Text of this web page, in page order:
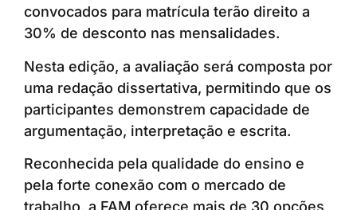
convocados para matrícula terão direito a
30% de desconto nas mensalidades.
Nesta edição, a avaliação será composta por
uma redação dissertativa, permitindo que os
participantes demonstrem capacidade de
argumentação, interpretação e escrita.
Reconhecida pela qualidade do ensino e
pela forte conexão com o mercado de
trabalho, a FAM oferece mais de 30 opções